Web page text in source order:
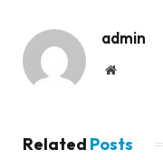
admin
Website
Related Posts